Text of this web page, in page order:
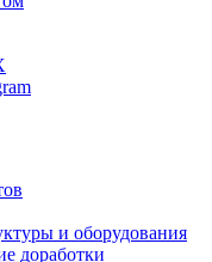
и оборудования
доработки